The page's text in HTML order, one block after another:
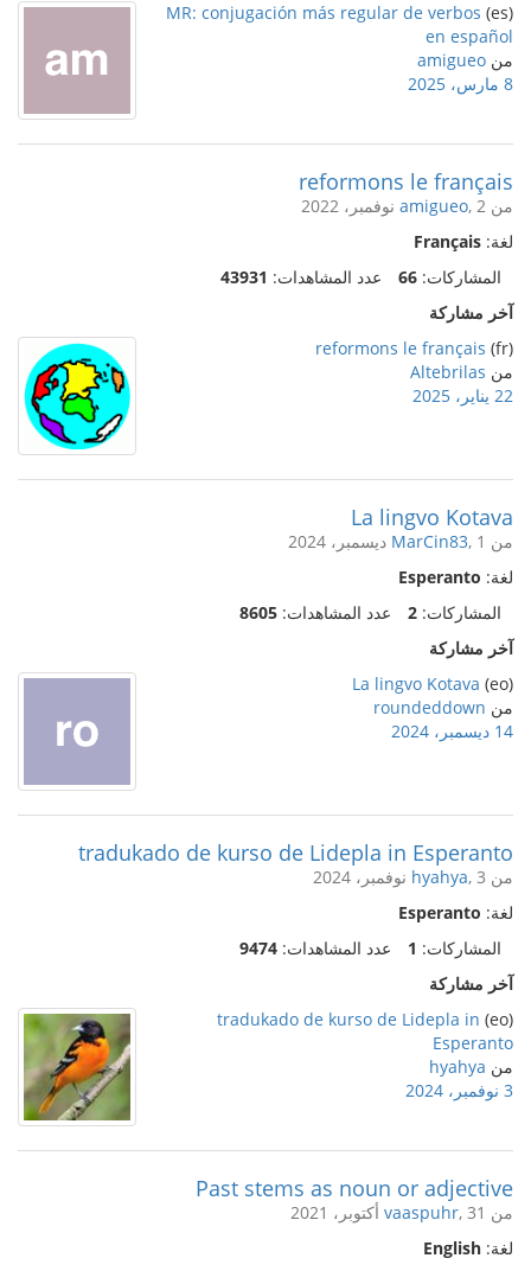
(es)
MR: conjugación más regular de verbos
en español
من amigueo
8 مارس، 2025
reformons le français
من amigueo, 2 نوفمبر، 2022
لغة: Français
المشاركات: 66 عدد المشاهدات: 43931
آخر مشاركة
(fr)
reformons le français
من Altebrilas
22 يناير، 2025
La lingvo Kotava
من MarCin83, 1 ديسمبر، 2024
لغة: Esperanto
المشاركات: 2 عدد المشاهدات: 8605
آخر مشاركة
(eo)
La lingvo Kotava
من roundeddown
14 ديسمبر، 2024
tradukado de kurso de Lidepla in Esperanto
من hyahya, 3 نوفمبر، 2024
لغة: Esperanto
المشاركات: 1 عدد المشاهدات: 9474
آخر مشاركة
(eo)
tradukado de kurso de Lidepla in
Esperanto
من hyahya
3 نوفمبر، 2024
Past stems as noun or adjective
من vaaspuhr, 31 أكتوبر، 2021
لغة: English